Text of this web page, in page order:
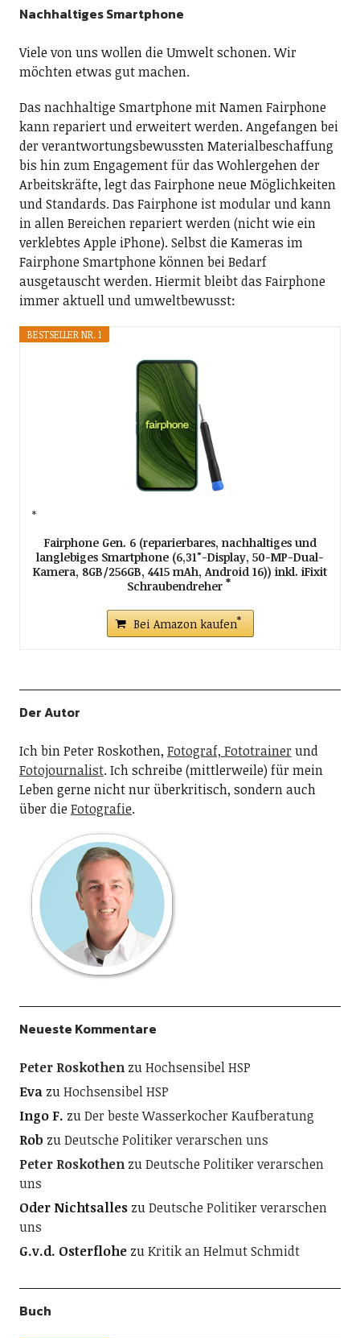
Nachhaltiges Smartphone
Viele von uns wollen die Umwelt schonen. Wir
möchten etwas gut machen.
Das nachhaltige Smartphone mit Namen Fairphone
kann repariert und erweitert werden. Angefangen bei
der verantwortungsbewussten Materialbeschaffung
bis hin zum Engagement für das Wohlergehen der
Arbeitskräfte, legt das Fairphone neue Möglichkeiten
und Standards. Das Fairphone ist modular und kann
in allen Bereichen repariert werden (nicht wie ein
verklebtes Apple iPhone). Selbst die Kameras im
Fairphone Smartphone können bei Bedarf
ausgetauscht werden. Hiermit bleibt das Fairphone
immer aktuell und umweltbewusst:
BESTSELLER NR. 1
Fairphone Gen. 6 (reparierbares, nachhaltiges und
langlebiges Smartphone (6,31"-Display, 50-MP-Dual-
Kamera, 8GB/256GB, 4415 mAh, Android 16)) inkl. iFixit
Schraubendreher
Bei Amazon kaufen
Der Autor
Ich bin Peter Roskothen, Fotograf, Fototrainer und
Fotojournalist. Ich schreibe (mittlerweile) für mein
Leben gerne nicht nur überkritisch, sondern auch
über dieFotografie.
Neueste Kommentare
Peter RoskothenzuHochsensibel HSP
EvazuHochsensibel HSP
Ingo F. zuDer beste Wasserkocher Kaufberatung
Rob zuDeutsche Politiker verarschen uns
Peter RoskothenzuDeutsche Politiker verarschen
uns
Oder NichtsalleszuDeutsche Politiker verarschen
uns
G.v.d. OsterflohezuKritik an Helmut Schmidt
Buch